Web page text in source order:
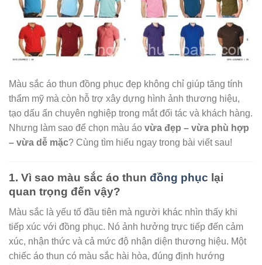
Màu sắc áo thun đồng phục đẹp không chỉ giúp tăng tính
thẩm mỹ mà còn hỗ trợ xây dựng hình ảnh thương hiệu,
tạo dấu ấn chuyên nghiệp trong mắt đối tác và khách hàng.
Nhưng làm sao để chọn màu áo vừa đẹp – vừa phù hợp
– vừa dễ mặc? Cùng tìm hiểu ngay trong bài viết sau!
1. Vì sao màu sắc áo thun đồng phục lại
quan trọng đến vậy?
Màu sắc là yếu tố đầu tiên mà người khác nhìn thấy khi
tiếp xúc với đồng phục. Nó ảnh hưởng trực tiếp đến cảm
xúc, nhận thức và cả mức độ nhận diện thương hiệu. Một
chiếc áo thun có màu sắc hài hòa, đúng định hướng